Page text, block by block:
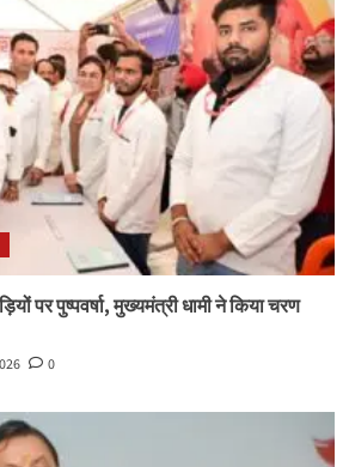
पर पुष्पवर्षा, मुख्यमंत्री धामी ने किया चरण
0